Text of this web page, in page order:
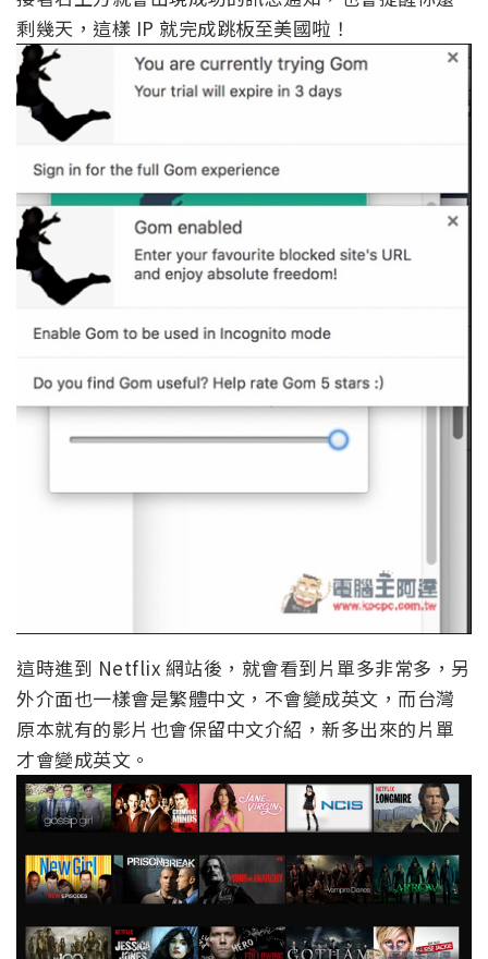
剩幾天，這樣 IP 就完成跳板至美國啦！
這時進到 Netflix 網站後，就會看到片單多非常多，另
外介面也一樣會是繁體中文，不會變成英文，而台灣
原本就有的影片也會保留中文介紹，新多出來的片單
才會變成英文。